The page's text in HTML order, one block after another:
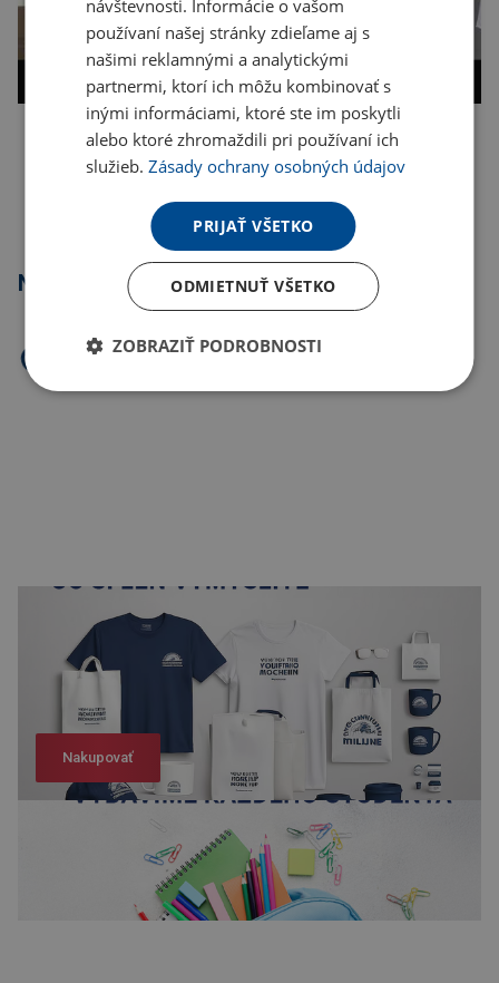
Najpredávanejšie
Nakupovať
návštevnosti. Informácie o vašom
používaní našej stránky zdieľame aj s
našimi reklamnými a analytickými
partnermi, ktorí ich môžu kombinovať s
inými informáciami, ktoré ste im poskytli
alebo ktoré zhromaždili pri používaní ich
služieb.Zásady ochrany osobných údajov
PRIJAŤ VŠETKO
ODMIETNUŤ VŠETKO
ZOBRAZIŤ PODROBNOSTI